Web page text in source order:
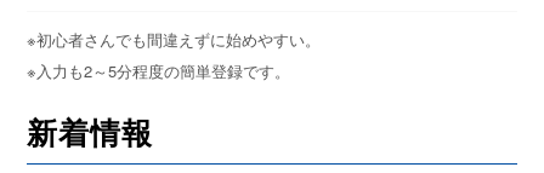
※初心者さんでも間違えずに始めやすい。
※入力も2～5分程度の簡単登録です。
新着情報